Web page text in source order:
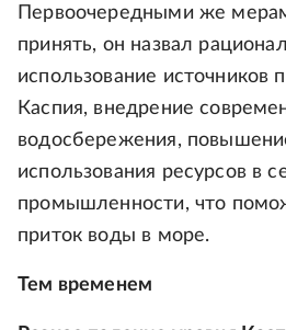
Первоочередными же
принять, он назвал
использование источников
Каспия, внедрение
водосбережения,
использования ресурсов в
промышленности, что
приток воды в море.
Тем временем